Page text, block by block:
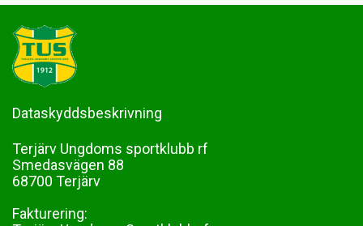
Dataskyddsbeskrivning
Terjärv Ungdoms sportklubb rf
Smedasvägen 88
68700 Terjärv
Fakturering: